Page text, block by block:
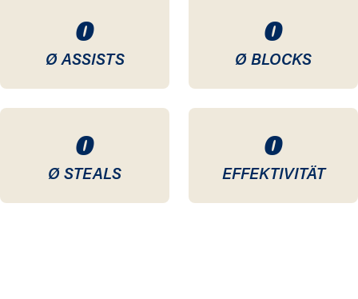
0
Ø ASSISTS
0
Ø BLOCKS
0
Ø STEALS
0
EFFEKTIVITÄT